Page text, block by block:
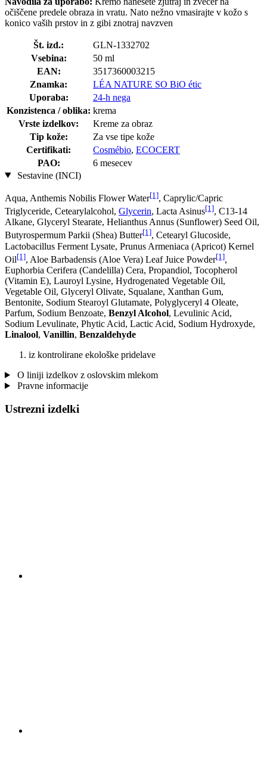
očiščene predele obraza in vratu. Nato nežno vmasirajte v kožo s
konico vaših prstov in z gibi znotraj navzven
Št. izd.:
GLN-1332702
Vsebina:
50 ml
EAN:
3517360003215
Znamka:
LÉA NATURE SO BiO étic
Uporaba:
24-h nega
Konzistenca / oblika: krema
Vrste izdelkov:
Kreme za obraz
Tip kože:
Za vse tipe kože
Certifikati:
Cosmébio, ECOCERT
PAO:
6 mesecev
Sestavine (INCI)
Aqua, Anthemis Nobilis Flower Water[1], Caprylic/Capric
Triglyceride, Cetearylalcohol, Glycerin, Lacta Asinus[1], C13-14
Alkane, Glyceryl Stearate, Helianthus Annus (Sunflower) Seed Oil,
Butyrospermum Parkii (Shea) Butter[1], Cetearyl Glucoside,
Lactobacillus Ferment Lysate, Prunus Armeniaca (Apricot) Kernel
Oil[1], Aloe Barbadensis (Aloe Vera) Leaf Juice Powder[1],
Euphorbia Cerifera (Candelilla) Cera, Propandiol, Tocopherol
(Vitamin E), Lauroyl Lysine, Hydrogenated Vegetable Oil,
Vegetable Oil, Glyceryl Olivate, Squalane, Xanthan Gum,
Bentonite, Sodium Stearoyl Glutamate, Polyglyceryl 4 Oleate,
Parfum, Sodium Benzoate, Benzyl Alcohol, Levulinic Acid,
Sodium Levulinate, Phytic Acid, Lactic Acid, Sodium Hydroxyde,
Linalool, Vanillin, Benzaldehyde
iz kontrolirane ekološke pridelave
O liniji izdelkov z oslovskim mlekom
Pravne informacije
Ustrezni izdelki